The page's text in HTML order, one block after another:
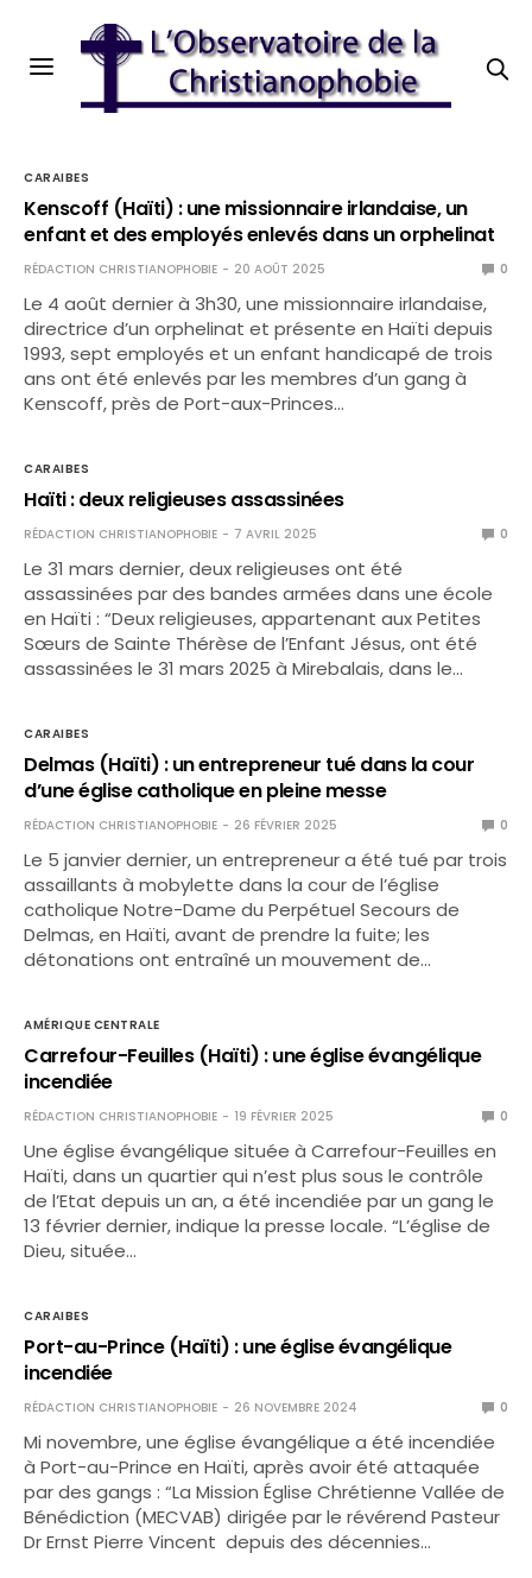
CARAIBES
Kenscoff (Haïti) : une missionnaire irlandaise, un
enfant et des employés enlevés dans un orphelinat
RÉDACTION CHRISTIANOPHOBIE 20 AOÛT 2025 0
Le 4 août dernier à 3h30, une missionnaire irlandaise,
directrice d’un orphelinat et présente en Haïti depuis
1993, sept employés et un enfant handicapé de trois
ans ont été enlevés par les membres d’un gang à
Kenscoff, près de Port-aux-Princes…
CARAIBES
Haïti : deux religieuses assassinées
RÉDACTION CHRISTIANOPHOBIE 7 AVRIL 2025 0
Le 31 mars dernier, deux religieuses ont été
assassinées par des bandes armées dans une école
en Haïti : “Deux religieuses, appartenant aux Petites
Sœurs de Sainte Thérèse de l’Enfant Jésus, ont été
assassinées le 31 mars 2025 à Mirebalais, dans le…
CARAIBES
Delmas (Haïti) : un entrepreneur tué dans la cour
d’une église catholique en pleine messe
RÉDACTION CHRISTIANOPHOBIE 26 FÉVRIER 2025 0
Le 5 janvier dernier, un entrepreneur a été tué par trois
assaillants à mobylette dans la cour de l’église
catholique Notre-Dame du Perpétuel Secours de
Delmas, en Haïti, avant de prendre la fuite; les
détonations ont entraîné un mouvement de…
AMÉRIQUE CENTRALE
Carrefour-Feuilles (Haïti) : une église évangélique
incendiée
RÉDACTION CHRISTIANOPHOBIE 19 FÉVRIER 2025 0
Une église évangélique située à Carrefour-Feuilles en
Haïti, dans un quartier qui n’est plus sous le contrôle
de l’Etat depuis un an, a été incendiée par un gang le
13 février dernier, indique la presse locale. “L’église de
Dieu, située…
CARAIBES
Port-au-Prince (Haïti) : une église évangélique
incendiée
RÉDACTION CHRISTIANOPHOBIE 26 NOVEMBRE 2024 0
Mi novembre, une église évangélique a été incendiée
à Port-au-Prince en Haïti, après avoir été attaquée
par des gangs : “La Mission Église Chrétienne Vallée de
Bénédiction (MECVAB) dirigée par le révérend Pasteur
Dr Ernst Pierre Vincent depuis des décennies…